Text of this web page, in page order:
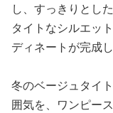
し、すっきりとし
タイトなシルエッ
ディネートが完成し
冬のベージュタイ
囲気を、ワンピー